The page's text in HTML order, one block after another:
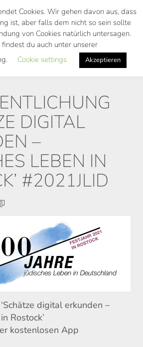
DIGITAL
–
LEBEN IN
#2021JLID
digital erkunden –
Rostock’
kostenlosen App
Cookies. Wir gehen davon aus, dass
ist, aber falls dem nicht so sein sollte
von Cookies natürlich untersagen.
du auch unter unserer
Cookie settings Akzeptieren